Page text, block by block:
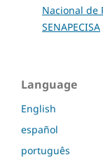
Nacional de
SENAPECISA
Language
English
español
português